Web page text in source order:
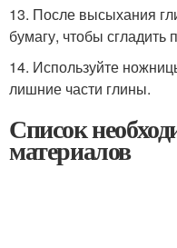
13. После высыхания
бумагу, чтобы сгладить
14. Используйте
лишние части глины.
Список
материалов